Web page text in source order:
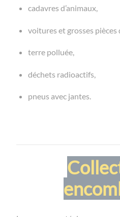
cadavres d’animaux,
voitures et grosses pièces
terre polluée,
déchets radioactifs,
pneus avec jantes.